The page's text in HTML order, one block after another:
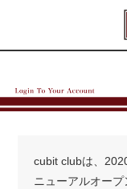
cubit clubは、
ニューアルオープ